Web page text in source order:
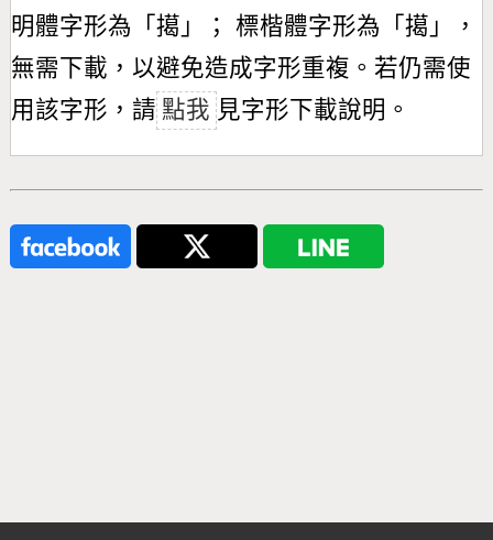
明體字形為「 擖 」； 標楷體字形為「 擖 」，
無需下載，以避免造成字形重複。若仍需使
用該字形，請 點我 見字形下載說明。